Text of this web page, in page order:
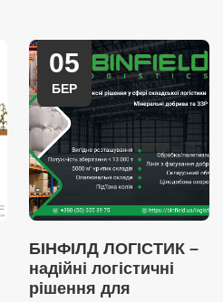
05
БЕР
БІНФІЛД ЛОГІСТИК –
надійні логістичні
рішення для